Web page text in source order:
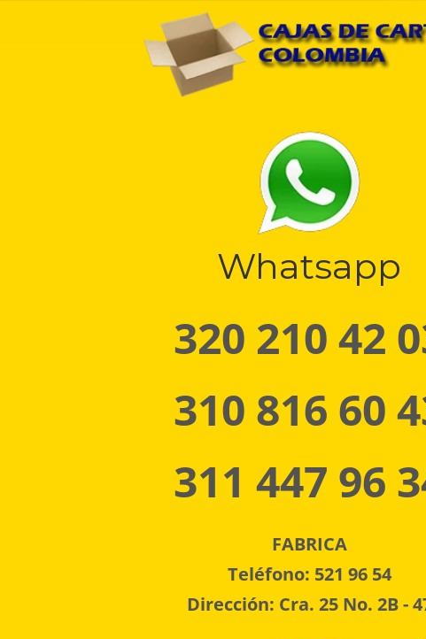
Whatsapp
320 210 42
310 816 60
311 447 96
FABRICA
Teléfono: 521 96 54
Dirección: Cra. 25 No. 2B -